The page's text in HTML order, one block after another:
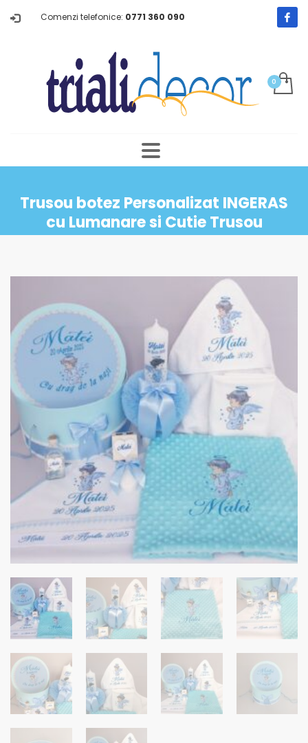
Comenzi telefonice: 0771 360 090
Trusou botez Personalizat INGERAS
cu Lumanare si Cutie Trusou